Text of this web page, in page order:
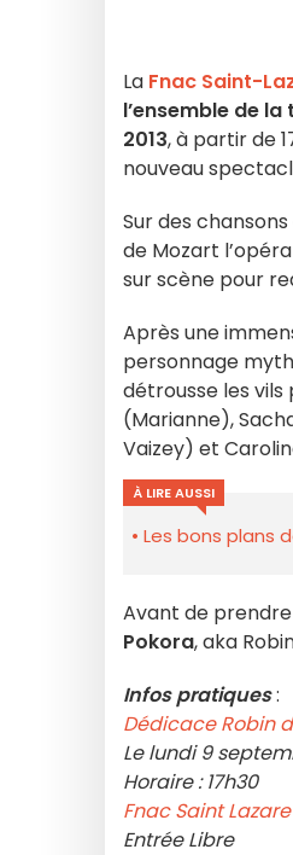
La Fnac Saint-
l’ensemble de
2013, à partir de
nouveau
Sur des
de Mozart
sur scène pour
Après une
personnage
détrousse les
(Marianne),
Vaizey) et
À LIRE AUSSI
Les bons plans
Avant de
Pokora, aka
Infos pratiques:
Dédicace Robin
Le lundi 9
Horaire : 17h30
Fnac Saint Lazare
Entrée Libre